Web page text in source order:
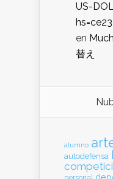
US-
en
替え
alumno
autodefensa